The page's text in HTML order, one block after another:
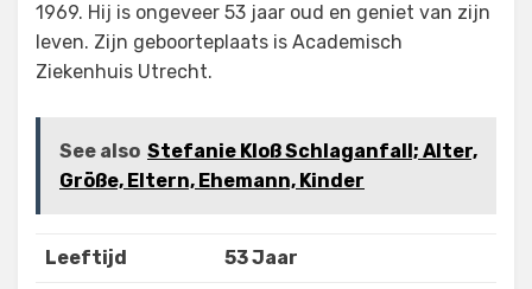
1969. Hij is ongeveer 53 jaar oud en geniet van zijn
leven. Zijn geboorteplaats is Academisch
Ziekenhuis Utrecht.
See also Stefanie Kloß Schlaganfall; Alter,
Größe, Eltern, Ehemann, Kinder
Leeftijd 53 Jaar